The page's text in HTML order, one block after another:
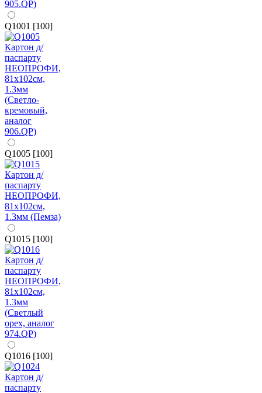
Q1001 [100]
Q1005 [100]
Q1015 [100]
Q1016 [100]